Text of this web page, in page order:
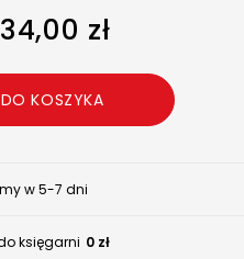
34,00 zł
DO KOSZYKA
w 5-7 dni
księgarni 0 zł